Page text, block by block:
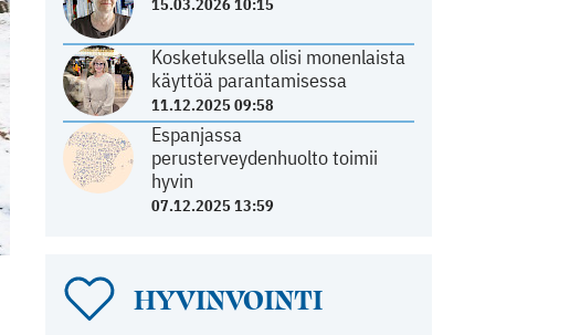
15.03.2026 10:15
Kosketuksella olisi monenlaista
käyttöä parantamisessa
11.12.2025 09:58
Espanjassa
perusterveydenhuolto toimii
hyvin
07.12.2025 13:59
HYVINVOINTI